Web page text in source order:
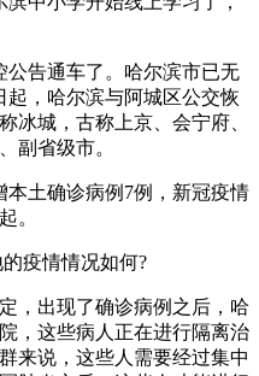
公告通车了。哈尔滨市已无
起，哈尔滨与阿城区公交恢
冰城，古称上京、会宁府、
副省级市。
本土确诊病例7例，新冠疫情
。
疫情情况如何?
，出现了确诊病例之后，哈
，这些病人正在进行隔离治
来说，这些人需要经过集中